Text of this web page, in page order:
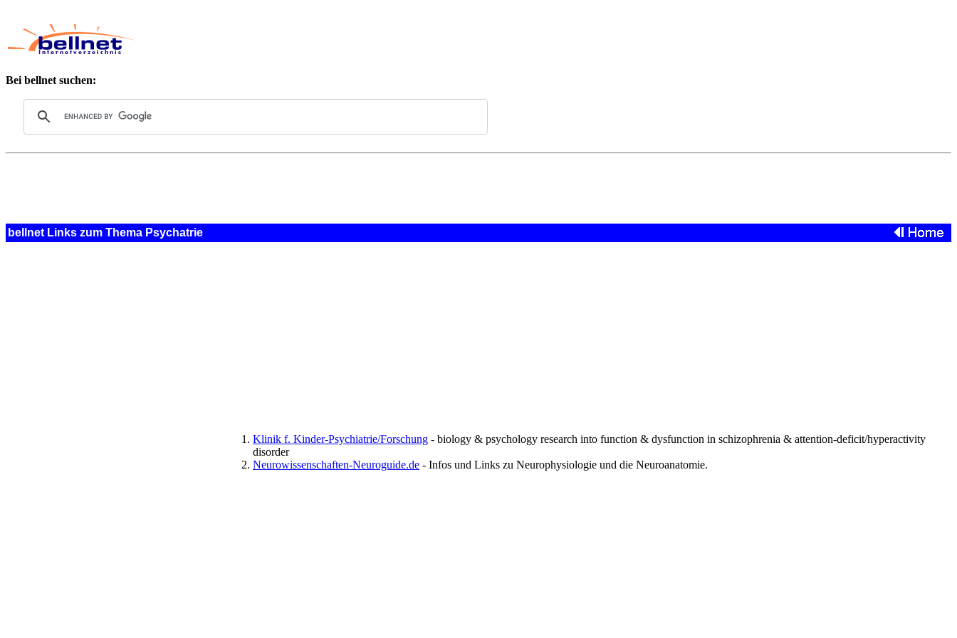
Bei bellnet suchen:
bellnet Links zum Thema Psychatrie
Klinik f. Kinder-Psychiatrie/Forschung - biology & psychology research into function & dysfunction in schizophrenia & attention-deficit/hyperactivity
disorder
Neurowissenschaften-Neuroguide.de - Infos und Links zu Neurophysiologie und die Neuroanatomie.